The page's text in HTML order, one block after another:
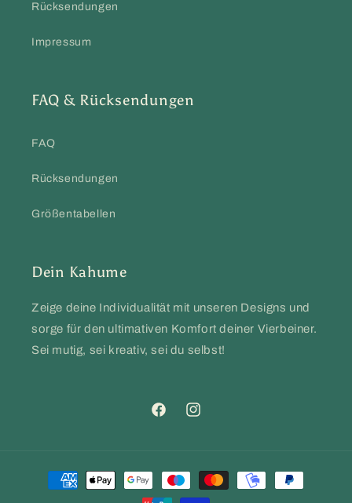
Rücksendungen
Impressum
FAQ & Rücksendungen
FAQ
Rücksendungen
Größentabellen
Dein Kahume
Zeige deine Individualität mit unseren Designs und
sorge für den ultimativen Komfort deiner Vierbeiner.
Sei mutig, sei kreativ, sei du selbst!
FacebookInstagram
Zahlungsmethoden